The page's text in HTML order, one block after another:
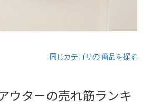
同じカテゴリの 商品を探す
ウターの売れ筋ランキ